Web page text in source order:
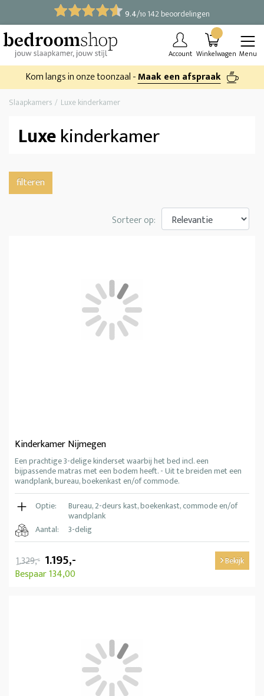
9.4/10 142 beoordelingen
Account Winkelwagen Menu
Kom langs in onze toonzaal -Maak een afspraak
Slaapkamers Luxe kinderkamer
Luxekinderkamer
filteren
Sorteer op:
Kinderkamer Nijmegen
Een prachtige 3-delige kinderset waarbij het bed incl. een
bijpassende matras met een bodem heeft. - Uit te breiden met een
wandplank, bureau, boekenkast en/of commode.
Optie:
Bureau, 2-deurs kast, boekenkast, commode en/of
wandplank
Aantal:
3-delig
1.329,- 1.195,-
Bespaar 134,00
Bekijk